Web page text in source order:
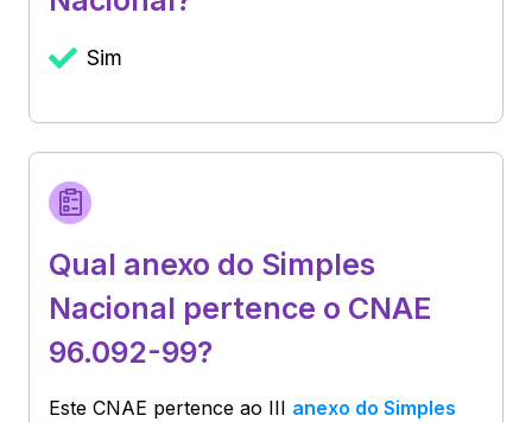
Sim
Qual anexo do Simples
Nacional pertence o CNAE
96.092-99?
Este CNAE pertence ao III anexo do Simples